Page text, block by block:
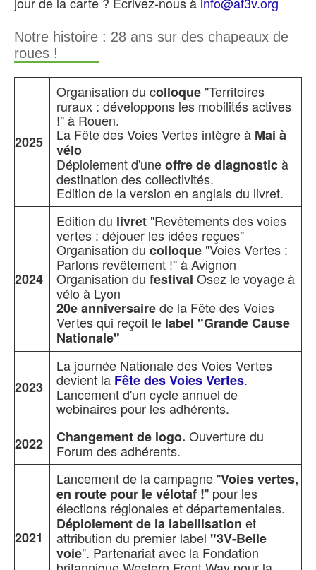
Notre histoire : 28 ans sur des chapeaux de
roues !
2025
Organisation du colloque "Territoires
ruraux : développons les mobilités actives
!" à Rouen.
La Fête des Voies Vertes intègre à Mai à
vélo
Déploiement d'uneoffre de diagnosticà
destination des collectivités.
Edition de la version en anglais du livret.
2024
Edition du livret "Revêtements des voies
vertes : déjouer les idées reçues"
Organisation du colloque "Voies Vertes :
Parlons revêtement !" à Avignon
Organisation du festival Osez le voyage à
vélo à Lyon
20e anniversairede la Fête des Voies
Vertes qui reçoit le label "Grande Cause
Nationale"
2023
La journée Nationale des Voies Vertes
devient la Fête des Voies Vertes.
Lancement d'un cycle annuel de
webinaires pour les adhérents.
2022
Changement de logo. Ouverture du
Forum des adhérents.
2021
Lancement de la campagne "Voies vertes,
en route pour le vélotaf !" pour les
élections régionales et départementales.
Déploiement de la labellisation et
attribution du premier label "3V-Belle
voie". Partenariat avec la Fondation